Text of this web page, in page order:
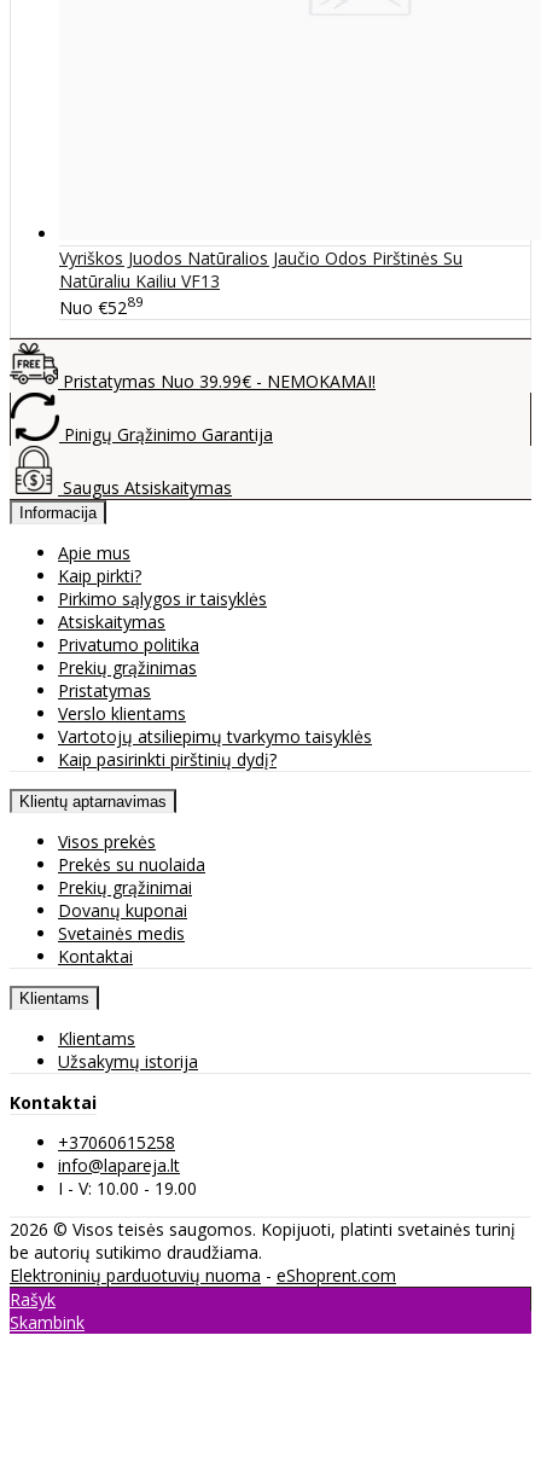
Vyriškos Juodos Natūralios Jaučio Odos Pirštinės Su
Natūraliu Kailiu VF13
Nuo €5289
Pristatymas Nuo 39.99€ - NEMOKAMAI!
Pinigų Grąžinimo Garantija
Saugus Atsiskaitymas
Informacija
Apie mus
Kaip pirkti?
Pirkimo sąlygos ir taisyklės
Atsiskaitymas
Privatumo politika
Prekių grąžinimas
Pristatymas
Verslo klientams
Vartotojų atsiliepimų tvarkymo taisyklės
Kaip pasirinkti pirštinių dydį?
Klientų aptarnavimas
Visos prekės
Prekės su nuolaida
Prekių grąžinimai
Dovanų kuponai
Svetainės medis
Kontaktai
Klientams
Klientams
Užsakymų istorija
Kontaktai
+37060615258
info@lapareja.lt
I - V: 10.00 - 19.00
2026 © Visos teisės saugomos. Kopijuoti, platinti svetainės turinį
be autorių sutikimo draudžiama.
Elektroninių parduotuvių nuoma - eShoprent.com
Rašyk
Skambink